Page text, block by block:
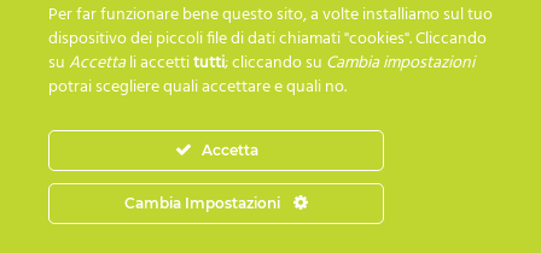
I C R A I T R R I P 0
SEGUICI SU…
Per far funzionare bene questo sito, a volte installiamo sul tuo
dispositivo dei piccoli file di dati chiamati "cookies". Cliccando
suAccettali accettitutti; cliccando su Cambia impostazioni
potrai scegliere quali accettare e quali no.
Accetta
Cambia Impostazioni